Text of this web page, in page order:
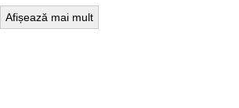
Afișează mai mult